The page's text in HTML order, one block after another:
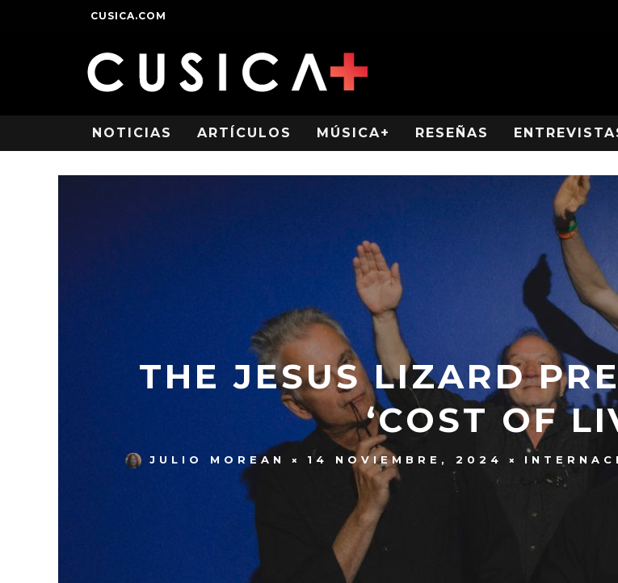
CUSICA.COM
NOTICIAS ARTÍCULOS MÚSICA+ RESEÑAS
THE JESUS LIZARD
‘COST OF
JULIO MOREAN 14 NOVIEMBRE, 2024